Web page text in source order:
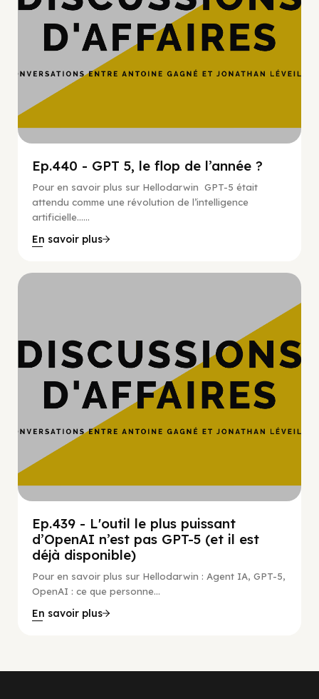
Ep.440 - GPT 5, le flop de l’année ?
Pour en savoir plus sur Hellodarwin GPT-5 était
attendu comme une révolution de l’intelligence
artificielle…...
En savoir plus
Ep.439 - L'outil le plus puissant
d’OpenAI n’est pas GPT-5 (et il est
déjà disponible)
Pour en savoir plus sur Hellodarwin : Agent IA, GPT-5,
OpenAI : ce que personne...
En savoir plus